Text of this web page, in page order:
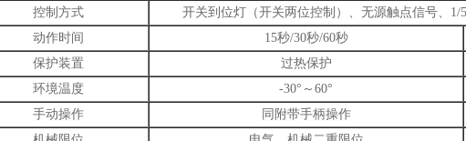
控制方式
开关到位灯（开关两位控制）、无源触点信号、1/
动作时间
15秒/30秒/60秒
保护装置
过热保护
环境温度
-30°～60°
手动操作
同附带手柄操作